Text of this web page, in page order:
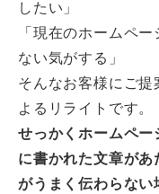
したい」
「現在のホームペ
ない気がする」
そんなお客様にご
よるリライトです。
せっかくホームペ
に書かれた文章が
がうまく伝わらない